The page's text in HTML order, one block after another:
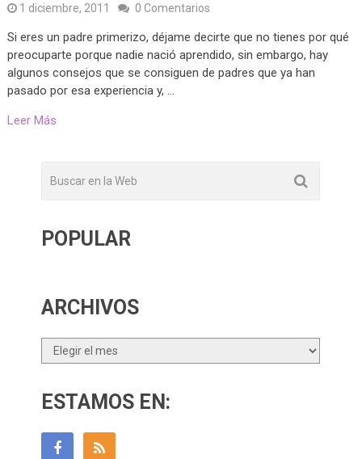
1 diciembre, 2011 0 Comentarios
Si eres un padre primerizo, déjame decirte que no tienes por qué
preocuparte porque nadie nació aprendido, sin embargo, hay
algunos consejos que se consiguen de padres que ya han
pasado por esa experiencia y, …
Leer Más
POPULAR
ARCHIVOS
Archivos
ESTAMOS EN: